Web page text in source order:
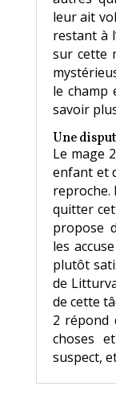
leur ait
restant à
sur cette
le champ
savoir
Une
Le mage
enfant et
reproche.
quitter
propose
les
plutôt
de
de cette
2 répond
choses
suspect,